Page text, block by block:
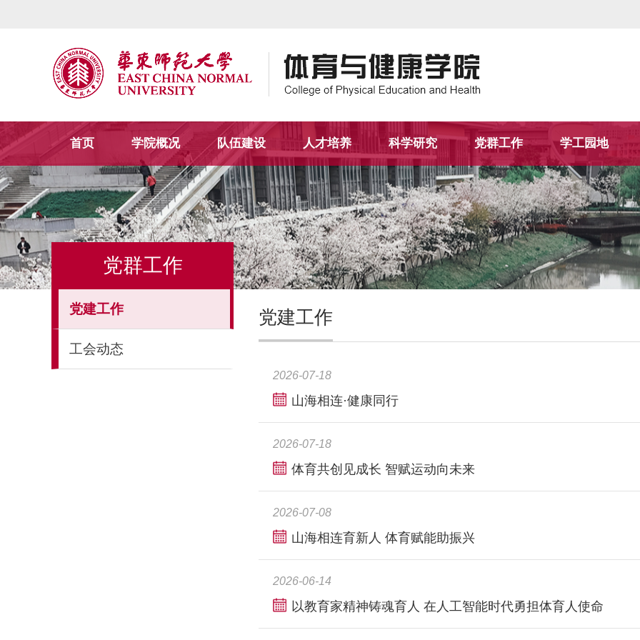
首页 学院概况 队伍建设 人才培养 科学研究 党群工作 学工园地
党群工作
党建工作
工会动态
党建工作
2026-07-18
山海相连·健康同行
2026-07-18
体育共创见成长 智赋运动向未来
2026-07-08
山海相连育新人 体育赋能助振兴
2026-06-14
以教育家精神铸魂育人 在人工智能时代勇担体育人使命